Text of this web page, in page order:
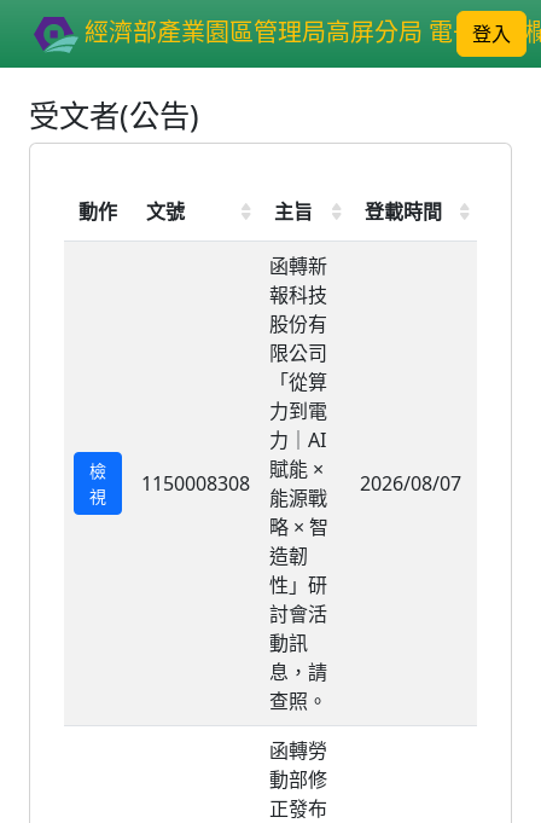
經濟部產業園區管理局高屏分局 電子公布
登入
受文者(公告)
動作 文號 主旨 登載時間
檢
視
1150008308
函轉新
報科技
股份有
限公司
「從算
力到電
力｜AI
賦能 ×
能源戰
略 × 智
造韌
性」研
討會活
動訊
息，請
查照。
2026/08/07
函轉勞
動部修
正發布